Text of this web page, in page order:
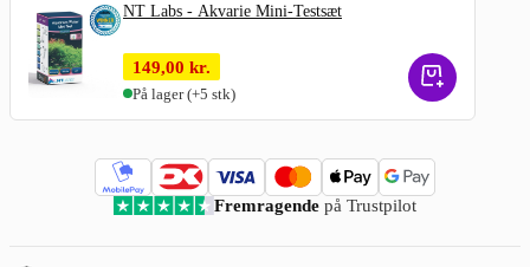
NT Labs - Akvarie Mini-Testsæt
149,00 kr.
På lager(+5 stk)
Fremragende på Trustpilot